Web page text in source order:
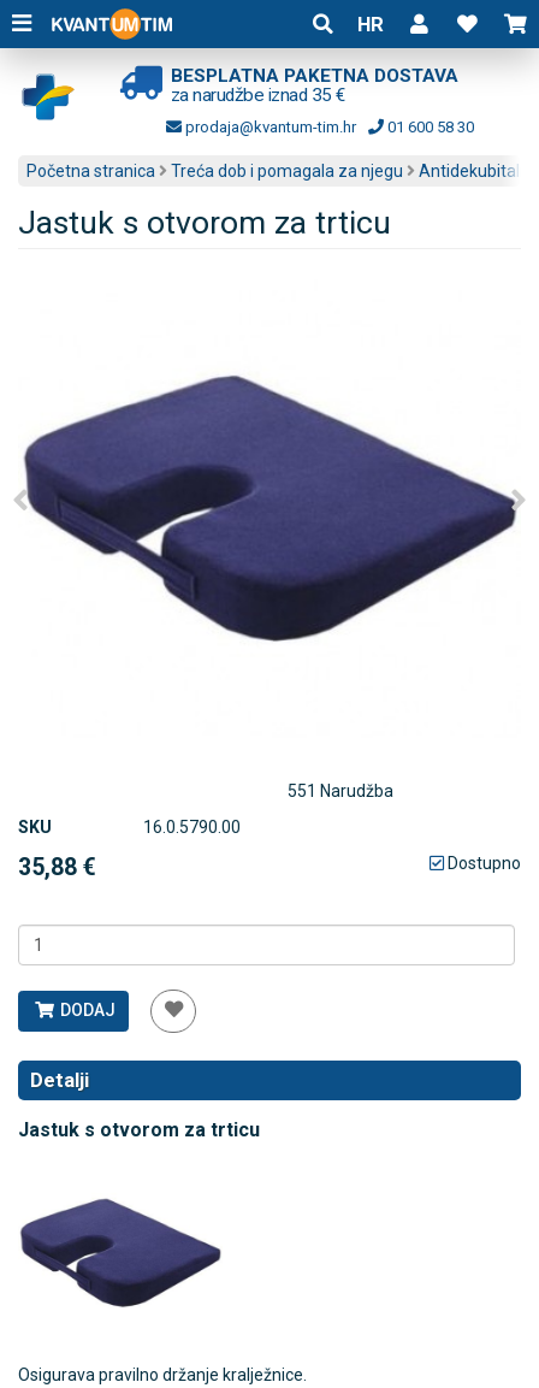
HR
BESPLATNA PAKETNA DOSTAVA
za narudžbe iznad 35 €
prodaja@kvantum-tim.hr 01 600 58 30
Početna stranica Treća dob i pomagala za njegu Antidekubitalni
Jastuk s otvorom za trticu
551 Narudžba
SKU
16.0.5790.00
35,88 € Dostupno
DODAJ
Detalji
Jastuk s otvorom za trticu
Osigurava pravilno držanje kralježnice.